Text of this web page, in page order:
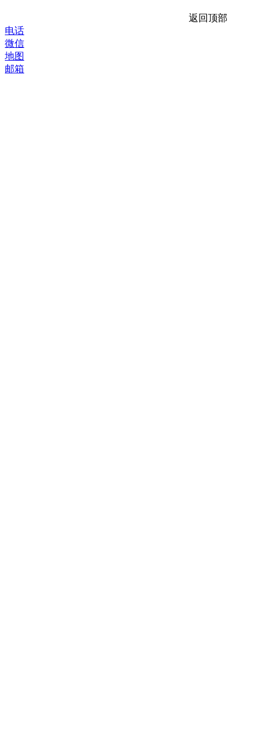
返回顶部
电话
微信
地图
邮箱